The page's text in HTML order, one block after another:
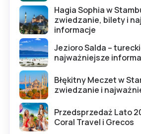
Hagia Sophia w
zwiedzanie, bilety i
informacje
Jezioro Salda –
najważniejsze
Błękitny Meczet w
zwiedzanie i
Przedsprzedaż Lato
Coral Travel i Grecos